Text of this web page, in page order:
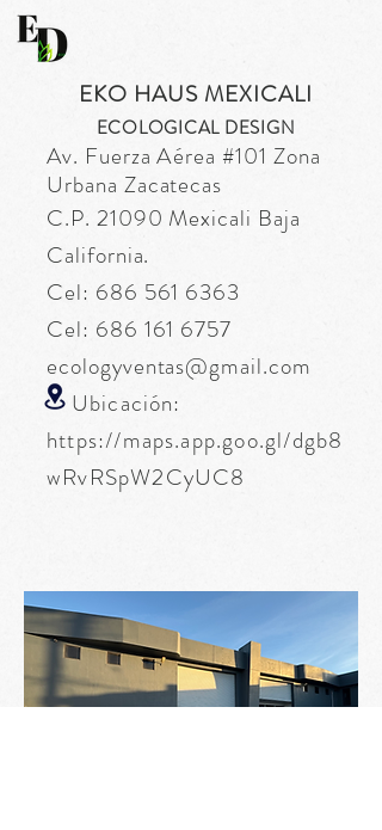
EKO HAUS MEXICALI
ECOLOGICAL DESIGN
Av. FuerzaAérea #101 Zona
Urbana Zacatecas
C.P. 21090 Mexicali Baja
California.
Cel: 686 561 6363
Cel: 686 161 6757
ecologyventas@gmail.com
Ubicación:
https://maps.app.goo.gl/dgb8
wRvRSpW2CyUC8